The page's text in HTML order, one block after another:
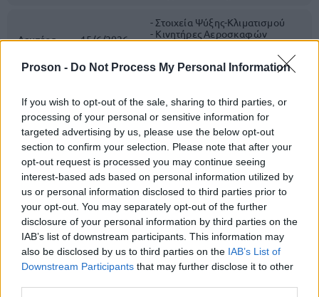
Proson - Do Not Process My Personal Information
If you wish to opt-out of the sale, sharing to third parties, or
processing of your personal or sensitive information for
targeted advertising by us, please use the below opt-out
section to confirm your selection. Please note that after your
opt-out request is processed you may continue seeing
interest-based ads based on personal information utilized by
us or personal information disclosed to third parties prior to
your opt-out. You may separately opt-out of the further
disclosure of your personal information by third parties on the
IAB’s list of downstream participants. This information may
also be disclosed by us to third parties on the IAB’s List of
Downstream Participants that may further disclose it to other
Δευτέρα 15/6/2026
- Στοιχεία Ψύξης-Κλιματισμού
- Κινητήρες Αεροσκαφών
- Στοιχεία Σχεδιασμού
Το πρόγραμμα των πανελλαδικών
εξετάσεων 2026
Οι υποψήφιοι των Γενικών Λυκείων θα συνεχίσουν
την εξεταστική τους προσπάθεια τηνΠαρασκευή 5
Ιουνίου, όταν θα διαγωνιστούν σταΛατινικά
Χημείακαι τηνΠληροφορική.
Πρόγραμμα πανελλαδικών εξετάσεων 2026 των
ημερήσιων και εσπερινών ΓΕΛ